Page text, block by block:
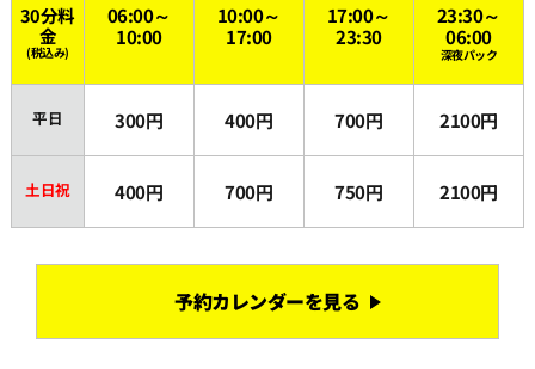
30分料
金
(税込み)
06:00～
10:00
10:00～
17:00
17:00～
23:30
23:30～
06:00
深夜パック
平日 300円 400円 700円 2100円
土日祝 400円 700円 750円 2100円
予約カレンダーを見る